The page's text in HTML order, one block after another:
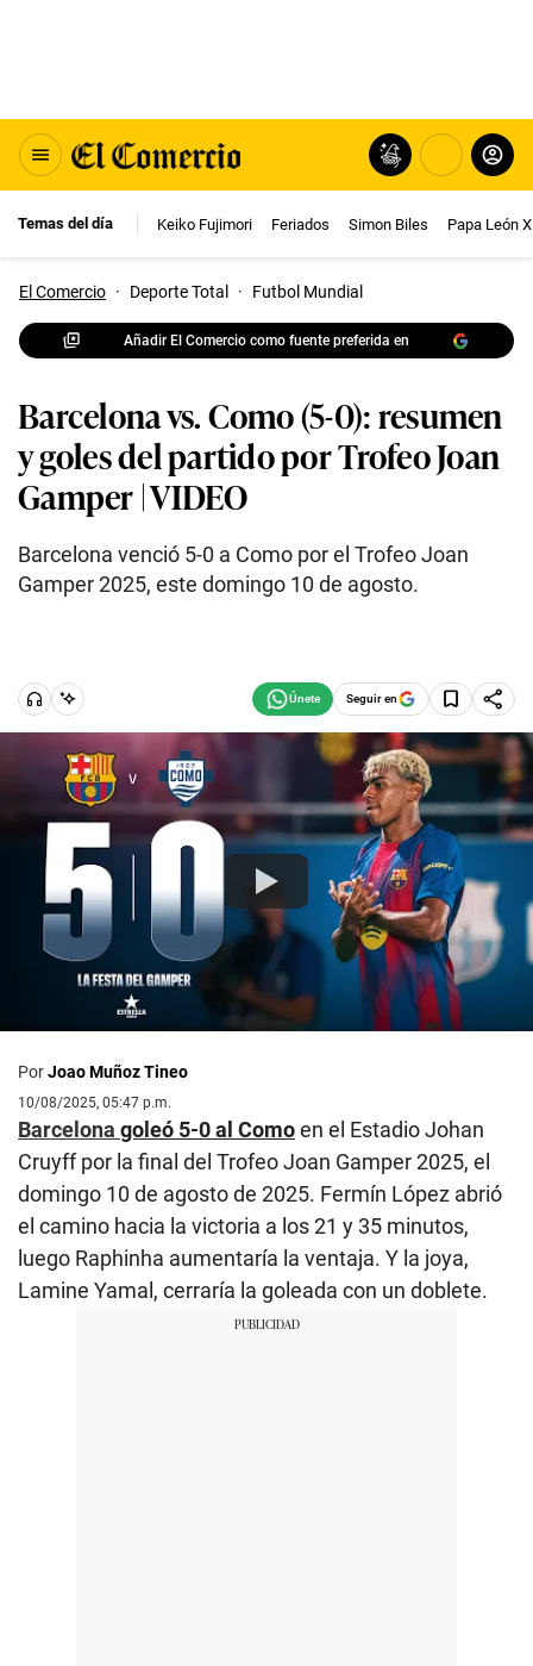
Temas del día Keiko Fujimori Feriados Simon Biles Papa León
El Comercio · Deporte Total · Futbol Mundial
Añadir El Comercio como fuente preferida en
Barcelona vs. Como (5-0): resumen
y goles del partido por Trofeo Joan
Gamper | VIDEO
Barcelona venció 5-0 a Como por el Trofeo Joan
Gamper 2025, este domingo 10 de agosto.
Seguir en
PorJoao Muñoz Tineo
10/08/2025, 05:47 p.m.
Barcelona goleó 5-0 al Comoen el Estadio Johan
Cruyff por la final del Trofeo Joan Gamper 2025, el
domingo 10 de agosto de 2025. Fermín López abrió
el camino hacia la victoria a los 21 y 35 minutos,
luego Raphinha aumentaría la ventaja. Y la joya,
Lamine Yamal, cerraría la goleada con un doblete.